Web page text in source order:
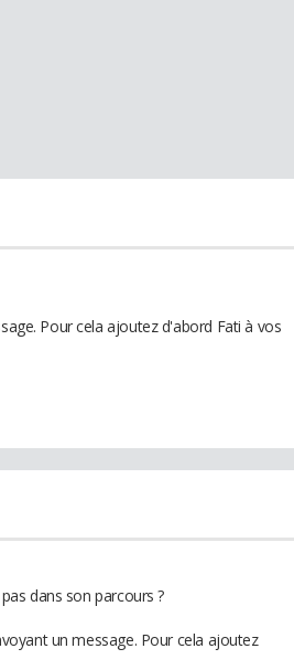
Pour cela ajoutez d'abord Fati à vos
dans son parcours ?
un message. Pour cela ajoutez